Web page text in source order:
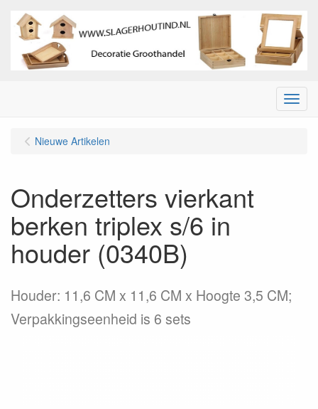
Menu
Nieuwe Artikelen
Onderzetters vierkant
berken triplex s/6 in
houder (0340B)
Houder: 11,6 CM x 11,6 CM x Hoogte 3,5 CM;
Verpakkingseenheid is 6 sets